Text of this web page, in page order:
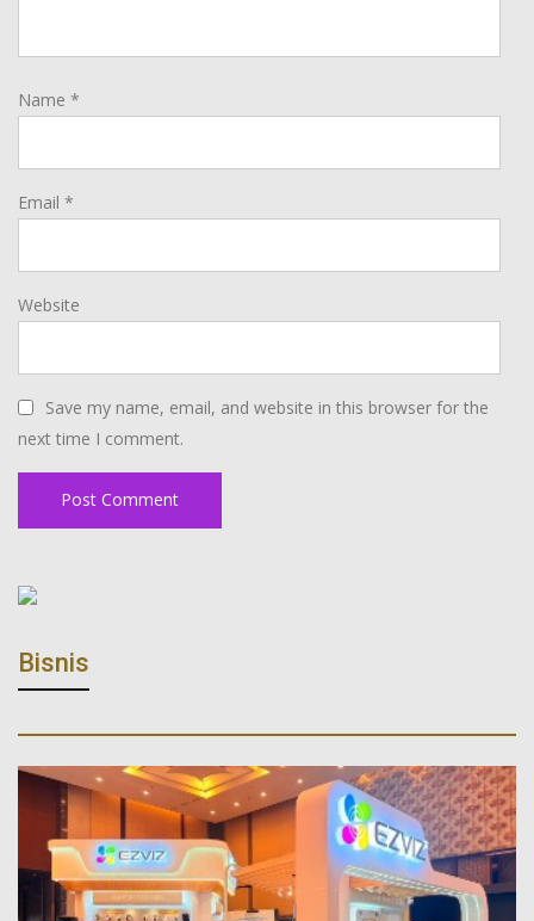
Name *
Email *
Website
Save my name, email, and website in this browser for the
next time I comment.
Bisnis